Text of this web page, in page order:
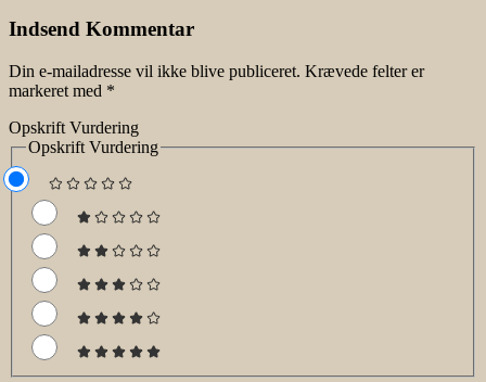
Indsend Kommentar
Din e-mailadresse vil ikke blive publiceret. Krævede felter er
markeret med *
Opskrift Vurdering
Opskrift Vurdering